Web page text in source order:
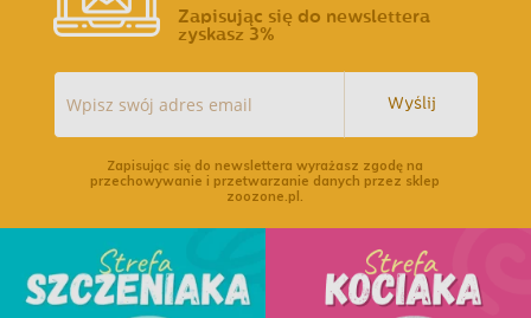
Zapisując się do newslettera
zyskasz 3%
Wyślij
Zapisując się do newslettera wyrażasz zgodę na
przechowywanie i przetwarzanie danych przez sklep
zoozone.pl.